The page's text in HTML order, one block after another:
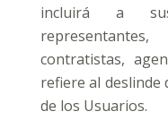
incluirá a
contratistas,
refiere al
de los Usuarios.